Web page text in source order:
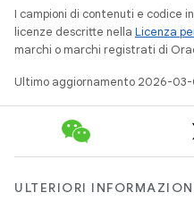
I campioni di contenuti e codice
licenze descritte nella Licenza
marchi o marchi registrati di
Ultimo aggiornamento 2026-03-
ULTERIORI